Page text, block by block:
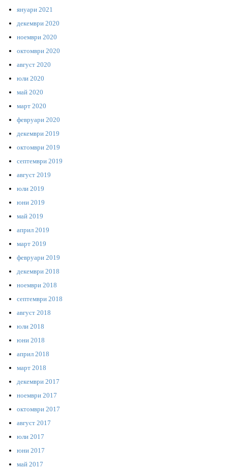
януари 2021
декември 2020
ноември 2020
октомври 2020
август 2020
юли 2020
май 2020
март 2020
февруари 2020
декември 2019
октомври 2019
септември 2019
август 2019
юли 2019
юни 2019
май 2019
април 2019
март 2019
февруари 2019
декември 2018
ноември 2018
септември 2018
август 2018
юли 2018
юни 2018
април 2018
март 2018
декември 2017
ноември 2017
октомври 2017
август 2017
юли 2017
юни 2017
май 2017